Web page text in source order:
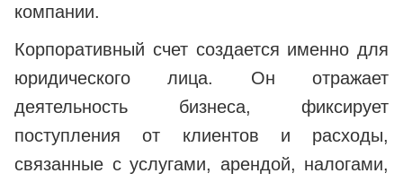
компании.
Корпоративный счет создается именно для
юридического лица. Он отражает
деятельность бизнеса, фиксирует
поступления от клиентов и расходы,
связанные с услугами, арендой, налогами,